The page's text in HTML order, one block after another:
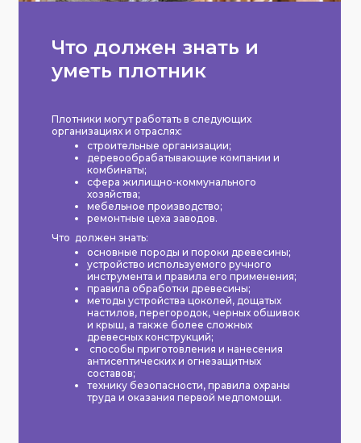
Что должен знать и
уметь плотник
Плотники могут работать в следующих
организациях и отраслях:
строительные организации;
деревообрабатывающие компании и
комбинаты;
сфера жилищно-коммунального
хозяйства;
мебельное производство;
ремонтные цеха заводов.
Что должен знать:
основные породы и пороки древесины;
устройство используемого ручного
инструмента и правила его применения;
правила обработки древесины;
методы устройства цоколей, дощатых
настилов, перегородок, черных обшивок
и крыш, а также более сложных
древесных конструкций;
способы приготовления и нанесения
антисептических и огнезащитных
составов;
технику безопасности, правила охраны
труда и оказания первой медпомощи.